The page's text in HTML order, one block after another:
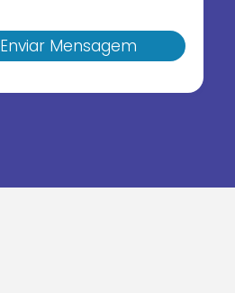
Enviar Mensagem